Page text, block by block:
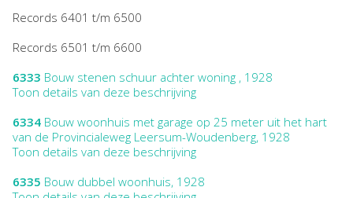
Records 6401 t/m 6500
Records 6501 t/m 6600
6333 Bouw stenen schuur achter woning , 1928
Toon details van deze beschrijving
6334 Bouw woonhuis met garage op 25 meter uit het hart
van de Provincialeweg Leersum-Woudenberg, 1928
Toon details van deze beschrijving
6335 Bouw dubbel woonhuis, 1928